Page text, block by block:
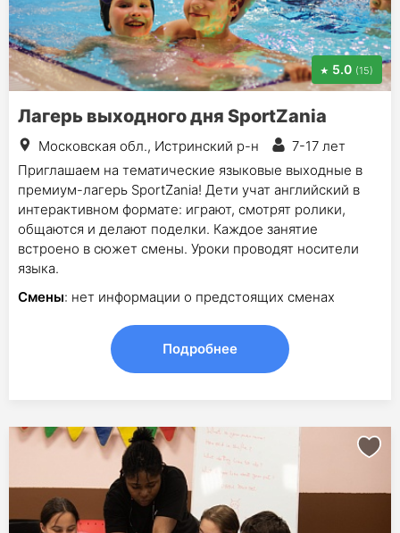
5.0 (15)
Лагерь выходного дня SportZania
Московская обл., Истринский р-н
7-17 лет
Приглашаем на тематические языковые выходные в
премиум-лагерь SportZania! Дети учат английский в
интерактивном формате: играют, смотрят ролики,
общаются и делают поделки. Каждое занятие
встроено в сюжет смены. Уроки проводят носители
языка.
Смены: нет информации о предстоящих сменах
Подробнее